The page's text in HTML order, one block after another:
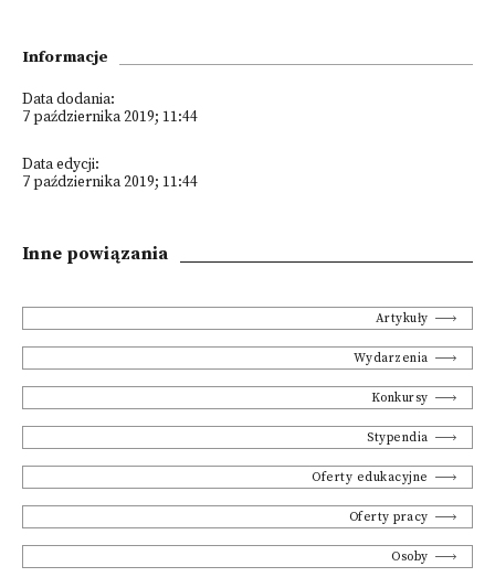
Informacje
Data dodania:
7 października 2019; 11:44
Data edycji:
7 października 2019; 11:44
Inne powiązania
Artykuły
Wydarzenia
Konkursy
Stypendia
Oferty edukacyjne
Oferty pracy
Osoby